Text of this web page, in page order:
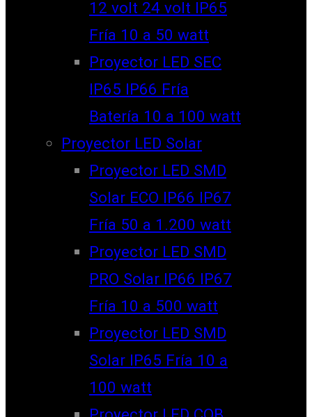
12 volt 24 volt IP65
Fría 10 a 50 watt
Proyector LED SEC
IP65 IP66 Fría
Batería 10 a 100 watt
Proyector LED Solar
Proyector LED SMD
Solar ECO IP66 IP67
Fría 50 a 1.200 watt
Proyector LED SMD
PRO Solar IP66 IP67
Fría 10 a 500 watt
Proyector LED SMD
Solar IP65 Fría 10 a
100 watt